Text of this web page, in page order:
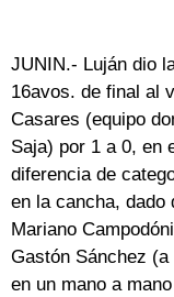
JUNIN.- Luján dio
16avos. de final al
Casares (equipo
Saja) por 1 a 0, en
diferencia de
en la cancha, dado
Mariano
Gastón Sánchez
en un mano a